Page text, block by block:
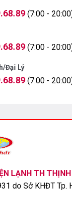
7 4K Gen 9
diện mang đến
phản và chiều
Upscaling giúp
độ sáng cho cả
trong những
(7:00 -
(7:00 -
Đại Lý
(7:00 -
LẠNH TH
do Sở KHĐT Tp.